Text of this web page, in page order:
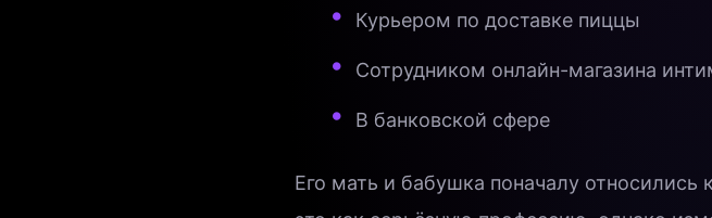
Курьером по доставке пиццы
Сотрудником онлайн-магазина
В банковской сфере
Его мать и бабушка поначалу относились